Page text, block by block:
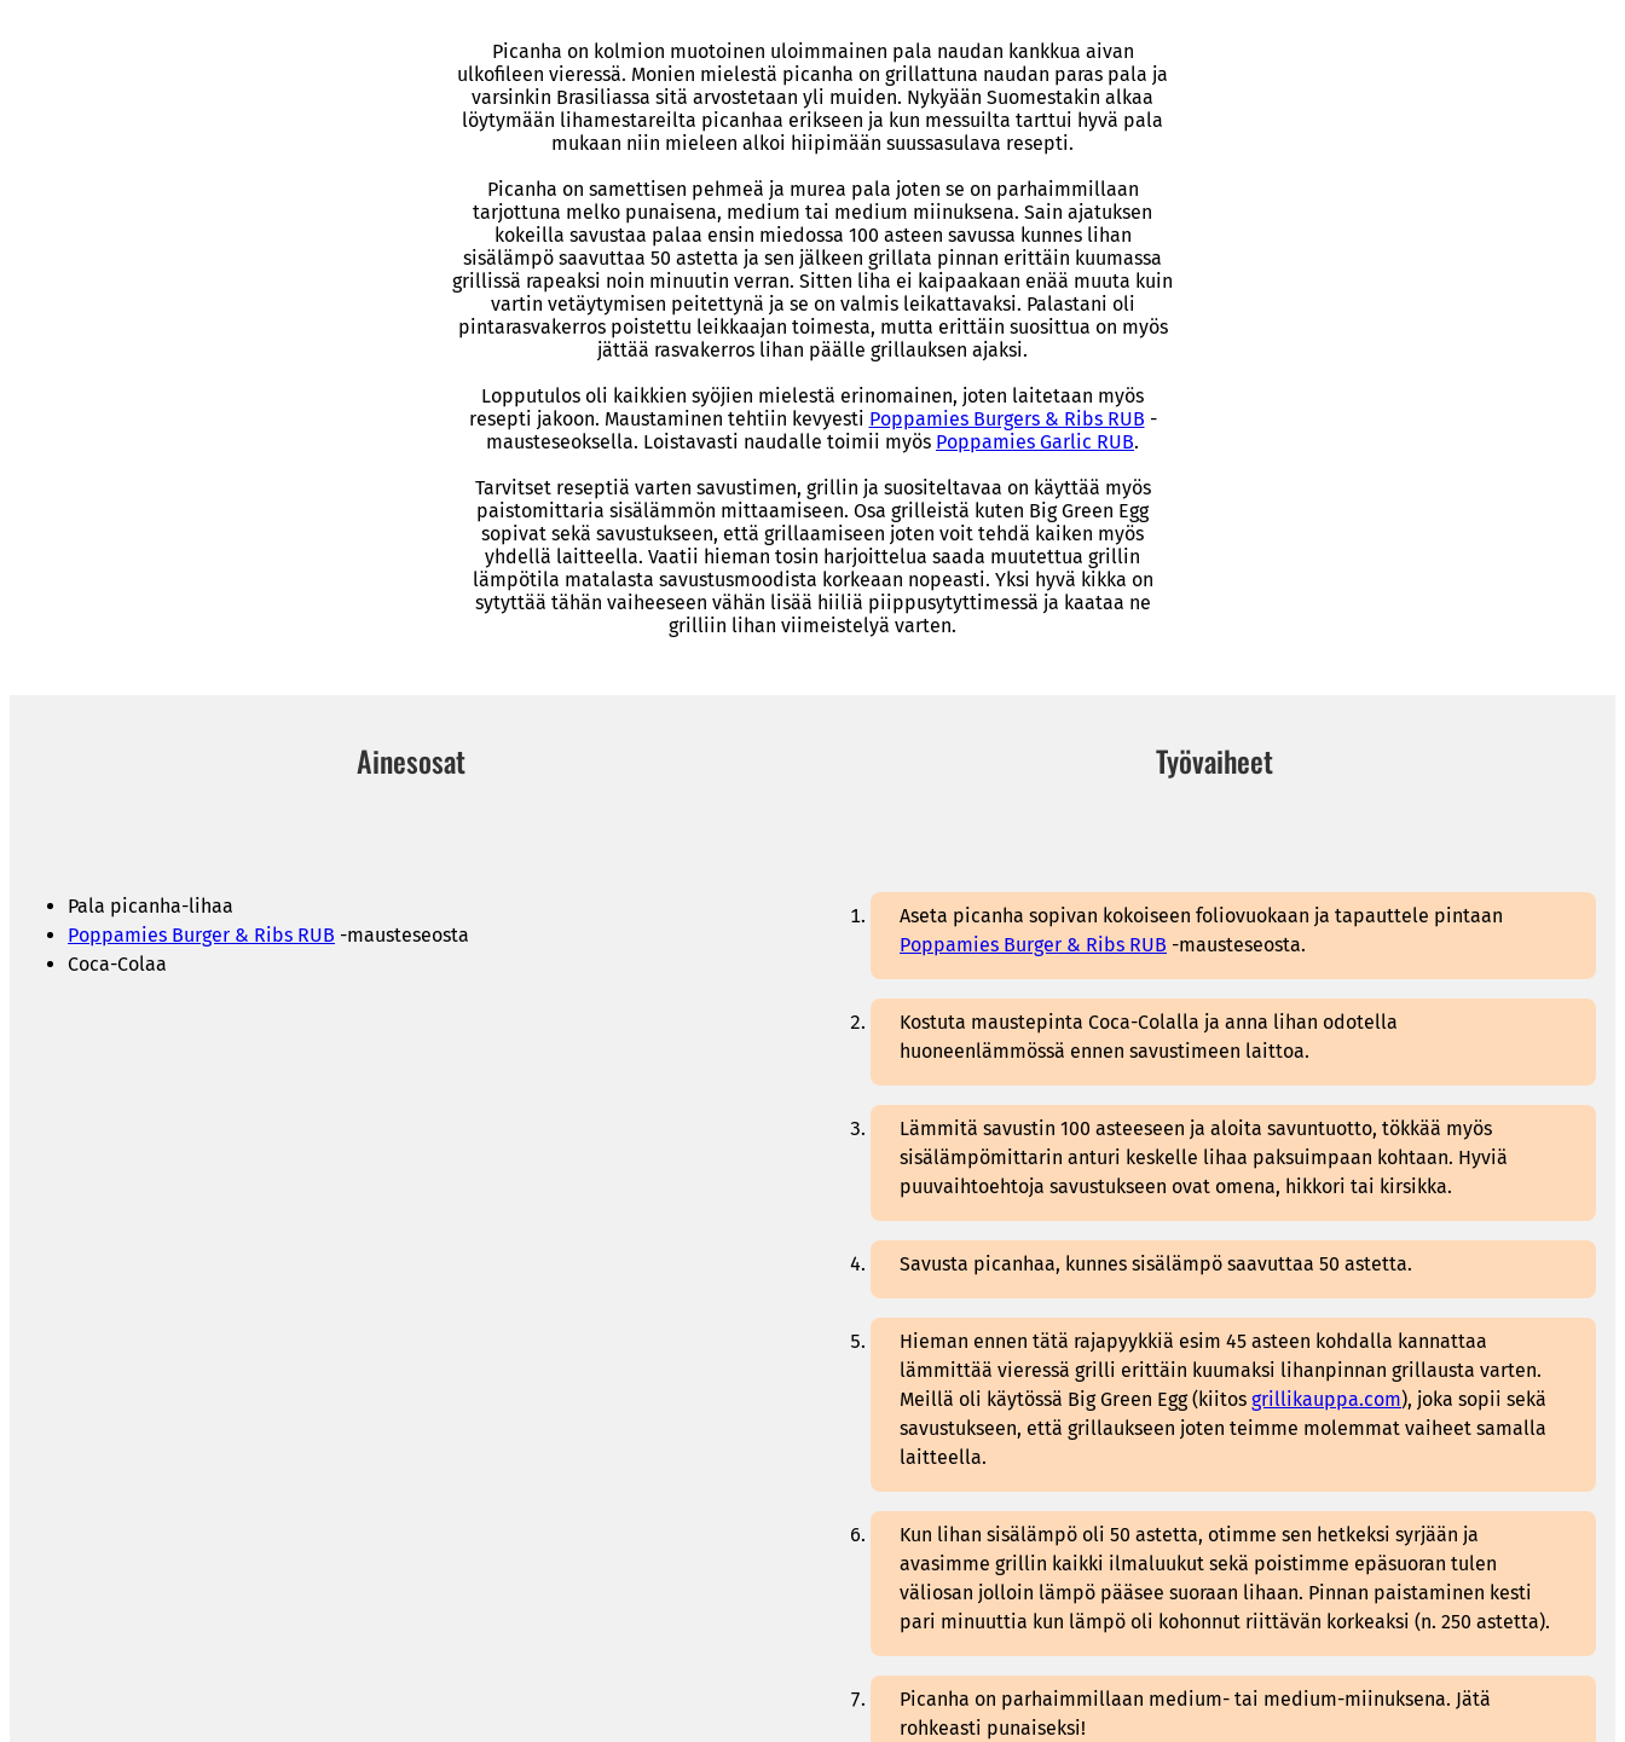
Picanha on kolmion muotoinen uloimmainen pala naudan kankkua aivan
ulkofileen vieressä. Monien mielestä picanha on grillattuna naudan paras pala ja
varsinkin Brasiliassa sitä arvostetaan yli muiden. Nykyään Suomestakin alkaa
löytymään lihamestareilta picanhaa erikseen ja kun messuilta tarttui hyvä pala
mukaan niin mieleen alkoi hiipimään suussasulava resepti.
Picanha on samettisen pehmeä ja murea pala joten se on parhaimmillaan
tarjottuna melko punaisena, medium tai medium miinuksena. Sain ajatuksen
kokeilla savustaa palaa ensin miedossa 100 asteen savussa kunnes lihan
sisälämpö saavuttaa 50 astetta ja sen jälkeen grillata pinnan erittäin kuumassa
grillissä rapeaksi noin minuutin verran. Sitten liha ei kaipaakaan enää muuta kuin
vartin vetäytymisen peitettynä ja se on valmis leikattavaksi. Palastani oli
pintarasvakerros poistettu leikkaajan toimesta, mutta erittäin suosittua on myös
jättää rasvakerros lihan päälle grillauksen ajaksi.
Lopputulos oli kaikkien syöjien mielestä erinomainen, joten laitetaan myös
resepti jakoon. Maustaminen tehtiin kevyesti Poppamies Burgers & Ribs RUB -
mausteseoksella. Loistavasti naudalle toimii myös Poppamies Garlic RUB.
Tarvitset reseptiä varten savustimen, grillin ja suositeltavaa on käyttää myös
paistomittaria sisälämmön mittaamiseen. Osa grilleistä kuten Big Green Egg
sopivat sekä savustukseen, että grillaamiseen joten voit tehdä kaiken myös
yhdellä laitteella. Vaatii hieman tosin harjoittelua saada muutettua grillin
lämpötila matalasta savustusmoodista korkeaan nopeasti. Yksi hyvä kikka on
sytyttää tähän vaiheeseen vähän lisää hiiliä piippusytyttimessä ja kaataa ne
grilliin lihan viimeistelyä varten.
Ainesosat Työvaiheet
Pala picanha-lihaa
Poppamies Burger & Ribs RUB -mausteseosta
Coca-Colaa
Aseta picanha sopivan kokoiseen foliovuokaan ja tapauttele pintaan
Poppamies Burger & Ribs RUB -mausteseosta.
Kostuta maustepinta Coca-Colalla ja anna lihan odotella
huoneenlämmössä ennen savustimeen laittoa.
Lämmitä savustin 100 asteeseen ja aloita savuntuotto, tökkää myös
sisälämpömittarin anturi keskelle lihaa paksuimpaan kohtaan. Hyviä
puuvaihtoehtoja savustukseen ovat omena, hikkori tai kirsikka.
Savusta picanhaa, kunnes sisälämpö saavuttaa 50 astetta.
Hieman ennen tätä rajapyykkiä esim 45 asteen kohdalla kannattaa
lämmittää vieressä grilli erittäin kuumaksi lihanpinnan grillausta varten.
Meillä oli käytössä Big Green Egg (kiitos grillikauppa.com), joka sopii sekä
savustukseen, että grillaukseen joten teimme molemmat vaiheet samalla
laitteella.
Kun lihan sisälämpö oli 50 astetta, otimme sen hetkeksi syrjään ja
avasimme grillin kaikki ilmaluukut sekä poistimme epäsuoran tulen
väliosan jolloin lämpö pääsee suoraan lihaan. Pinnan paistaminen kesti
pari minuuttia kun lämpö oli kohonnut riittävän korkeaksi (n. 250 astetta).
Picanha on parhaimmillaan medium- tai medium-miinuksena. Jätä
rohkeasti punaiseksi!